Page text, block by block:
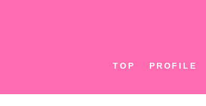
TOP PROFILE